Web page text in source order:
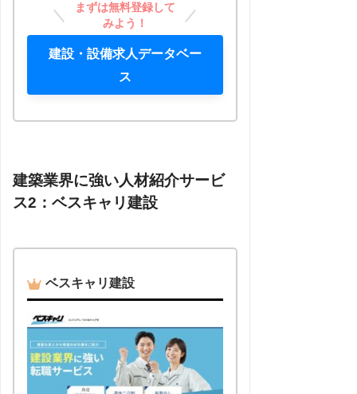
まずは無料登録して
みよう！
建設・設備求人データベー
ス
建築業界に強い人材紹介サービ
ス2：ベスキャリ建設
ベスキャリ建設